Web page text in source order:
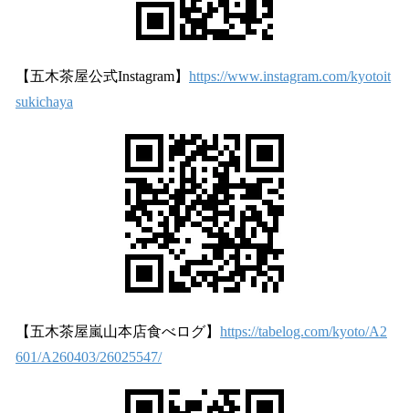
【五木茶屋公式Instagram】 https://www.instagram.com/kyotoit
sukichaya
【五木茶屋嵐山本店食べログ】 https://tabelog.com/kyoto/A2
601/A260403/26025547/